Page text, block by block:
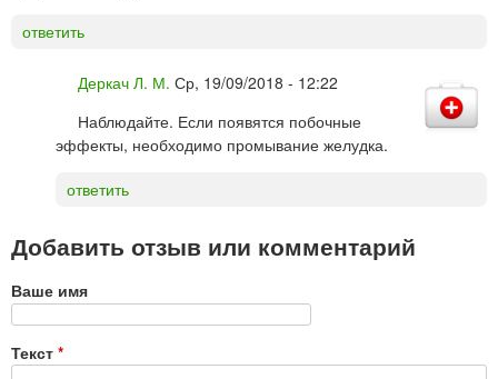
ответить
Деркач Л. М. Ср, 19/09/2018 - 12:22
Наблюдайте. Если появятся побочные
эффекты, необходимо промывание желудка.
ответить
Добавить отзыв или комментарий
Ваше имя
Текст *